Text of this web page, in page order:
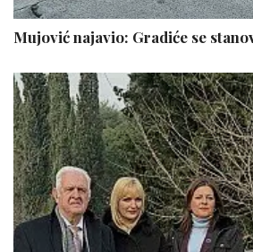
Mujović najavio: Gradiće se